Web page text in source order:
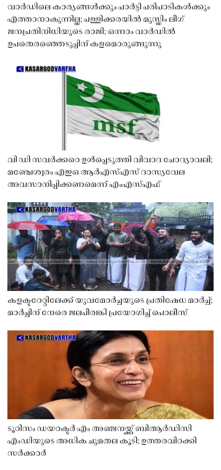
വാർഡിലെ കാര്യങ്ങൾക്കും പാർട്ടി പരിപാടികൾക്കും
എത്താനാകുന്നില്ല; പള്ളിക്കരയിൽ മുസ്ലിം ലീഗ്
ജനപ്രതിനിധിയുടെ രാജി; ഒന്നാം വാർഡിൽ
ഉപതെരഞ്ഞെടുപ്പിന് കളമൊരുങ്ങുന്നു
വി ഡി സവർക്കറെ ഉൾപ്പെടുത്തി വിവാദ ചോദ്യാവലി;
മഞ്ചേശ്വരം എഇഒ ആർഎസ്എസ് ദാസ്യവേല
അവസാനിപ്പിക്കണമെന്ന് എംഎസ്എഫ്
കളക്ടറേറ്റിലേക്ക് യുവമോർച്ചയുടെ പ്രതിഷേധ മാർച്ച്;
മാർച്ചിന് നേരെ ജലപീരങ്കി പ്രയോഗിച്ച് പൊലീസ്
ടൂറിസം ഡയറക്ടർ എം അഞ്ജനയ്ക്ക് ബിആർഡിസി
എംഡിയുടെ അധിക ചുമതല കൂടി; ഉത്തരവിറക്കി
സർക്കാർ